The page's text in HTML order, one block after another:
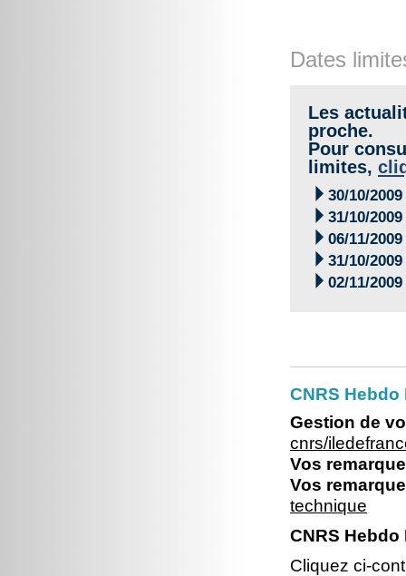
Dates
Les
proche.
Pour
limites,
 30/10/2009
 31/10/2009
 06/11/2009
 31/10/2009
 02/11/2009
CNRS
Gestion de
cnrs/
Vos
Vos
technique
CNRS
Cliquez ci-